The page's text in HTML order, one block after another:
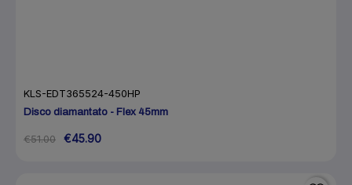
KLS-EDT365524-450HP
Disco diamantato - Flex 45mm
€51.00 €45.90